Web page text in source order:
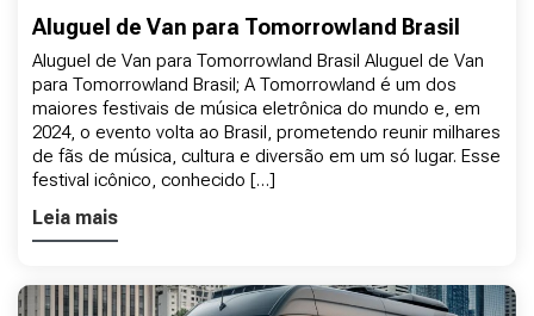
Aluguel de Van para Tomorrowland Brasil
Aluguel de Van para Tomorrowland Brasil Aluguel de Van
para Tomorrowland Brasil; A Tomorrowland é um dos
maiores festivais de música eletrônica do mundo e, em
2024, o evento volta ao Brasil, prometendo reunir milhares
de fãs de música, cultura e diversão em um só lugar. Esse
festival icônico, conhecido […]
Leia mais